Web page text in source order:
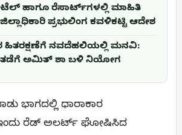
ಹಾಗೂ ರೆಸಾರ್ಟ್‌ಗಳಲ್ಲಿ ಮಾಹಿತಿ
ಪ್ರಭುಲಿಂಗ ಕವಳಿಕಟ್ಟಿ ಆದೇಶ
ಹಿತರಕ್ಷಣೆಗೆ ನವದೆಹಲಿಯಲ್ಲಿ ಮನವಿ:
ತಡೆಗೆ ಅಮಿತ್ ಶಾ ಬಳಿ ನಿಯೋಗ
ಭಾಗದಲ್ಲಿ ಧಾರಾಕಾರ
ಇಂದು ರೆಡ್ ಅಲರ್ಟ್ ಘೋಷಿಸಿದ